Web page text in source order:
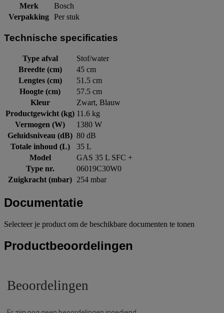
Merk
Bosch
Verpakking Per stuk
Technische specificaties
Type afval
Stof/water
Breedte (cm)
45 cm
Lengtes (cm)
51.5 cm
Hoogte (cm)
57.5 cm
Kleur
Zwart, Blauw
Productgewicht (kg) 11.6 kg
Vermogen (W)
1380 W
Geluidsniveau (dB) 80 dB
Totale inhoud (L)
35 L
Model
GAS 35 L SFC +
Type nr.
06019C30W0
Zuigkracht (mbar) 254 mbar
Documentatie
Selecteer je product om de beschikbare documenten te tonen
Productbeoordelingen